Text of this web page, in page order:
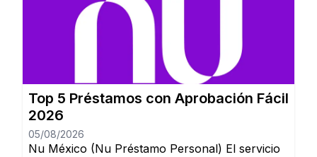
Top 5 Préstamos con Aprobación Fácil
2026
05/08/2026
Nu México (Nu Préstamo Personal) El servicio